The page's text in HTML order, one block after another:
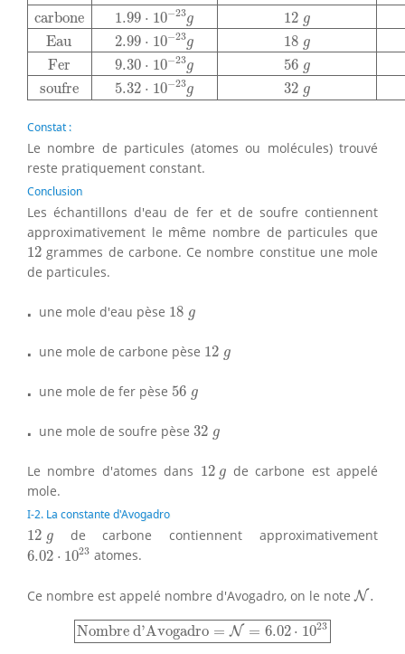
carbone
1.99 ⋅ 10−23g 12 g
Eau 2.99 ⋅ 10−23g 18 g
Fer 9.30 ⋅ 10−23g 56 g
soufre 5.32 ⋅ 10−23g 32 g
Constat :
Le nombre de particules (atomes ou molécules) trouvé
reste pratiquement constant.
Conclusion
Les échantillons d'eau de fer et de soufre contiennent
approximativement le même nombre de particules que
12
12grammes de carbone. Ce nombre constitue une mole
de particules.
⋅⋅ une mole d'eau pèse 18 g
18 g
⋅⋅ une mole de carbone pèse 12 g
12 g
⋅⋅ une mole de fer pèse 56 g
56 g
⋅⋅ une mole de soufre pèse 32 g
32 g
Le nombre d'atomes dans 12 g
12 g de carbone est appelé
mole.
I-2. La constante d'Avogadro
12 g
12 gde carbone contiennent approximativement
6.02 ⋅ 1023
6.02 1023 atomes.
Ce nombre est appelé nombre d'Avogadro, on le note N .
N.
Nombre d'Avogadro = N = 6.02 ⋅ 1023
Nombre d'Avogadro=N=6.02⋅1023